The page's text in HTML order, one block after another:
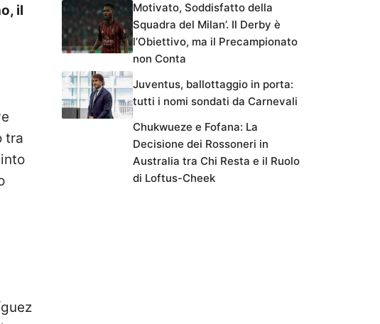
il
tra
Motivato, Soddisfatto della
Squadra del Milan’. Il Derby è
l’Obiettivo, ma il Precampionato
non Conta
Juventus, ballottaggio in porta:
tutti i nomi sondati da Carnevali
Chukwueze e Fofana: La
Decisione dei Rossoneri in
Australia tra Chi Resta e il Ruolo
di Loftus-Cheek